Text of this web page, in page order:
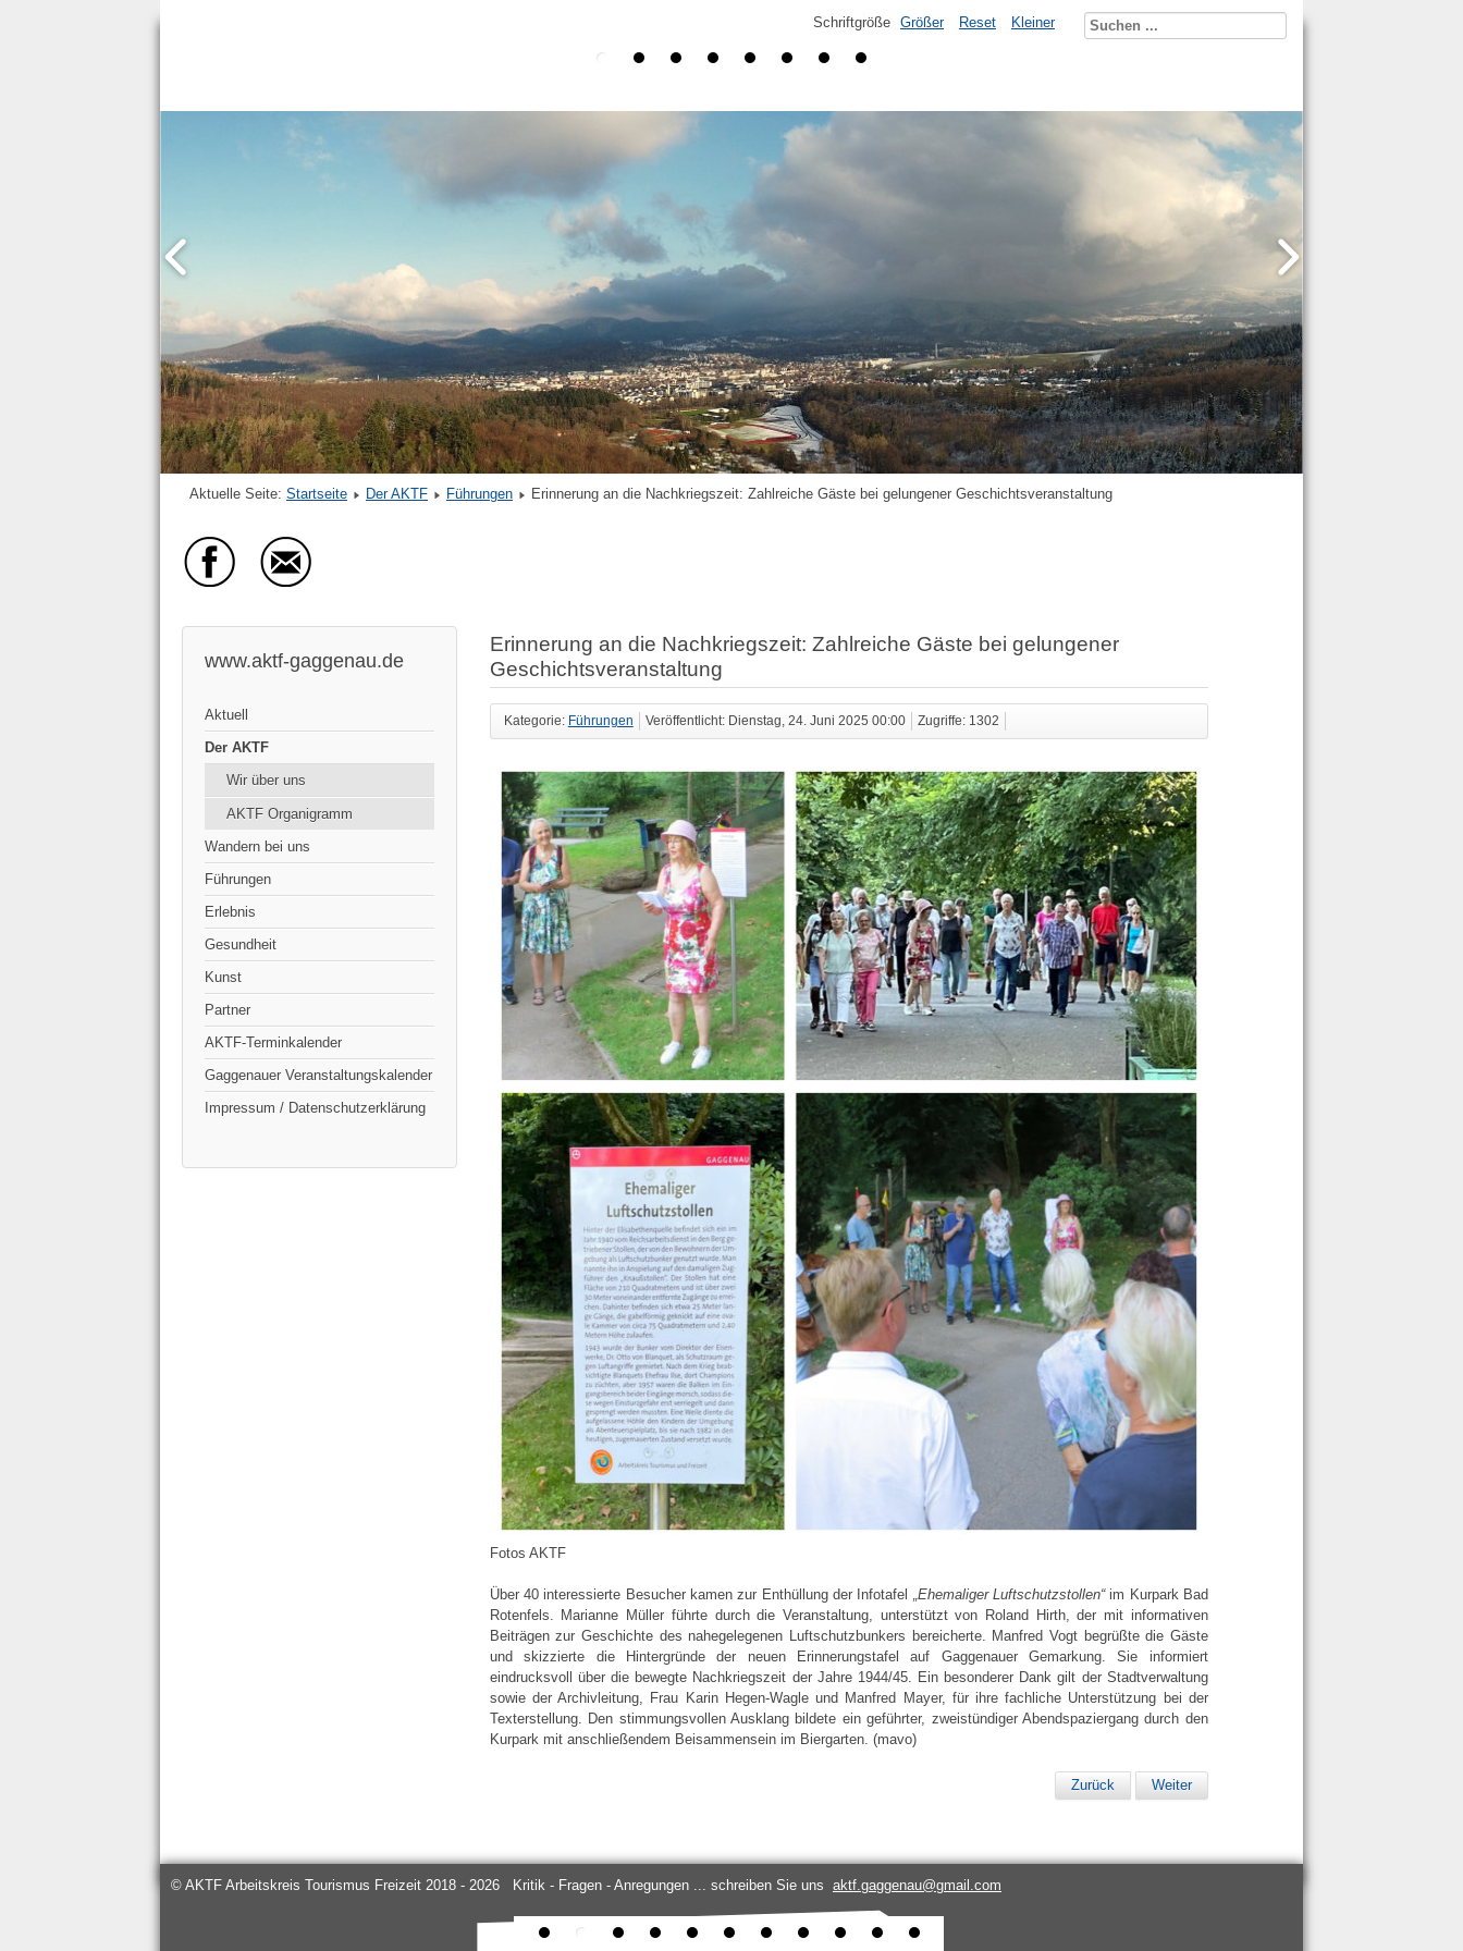
Schriftgröße Größer Reset Kleiner
Aktuelle Seite: Startseite Der AKTF Führungen Erinnerung an die Nachkriegszeit: Zahlreiche Gäste bei gelungener Geschichtsveranstaltung
www.aktf-gaggenau.de
Aktuell
Der AKTF
Wir über uns
AKTF Organigramm
Wandern bei uns
Führungen
Erlebnis
Gesundheit
Kunst
Partner
AKTF-Terminkalender
Gaggenauer Veranstaltungskalender
Impressum / Datenschutzerklärung
Erinnerung an die Nachkriegszeit: Zahlreiche Gäste bei gelungener
Geschichtsveranstaltung
Kategorie: Führungen Veröffentlicht: Dienstag, 24. Juni 2025 00:00 Zugriffe: 1302
Fotos AKTF
Über 40 interessierte Besucher kamen zur Enthüllung der Infotafel „Ehemaliger Luftschutzstollen“im Kurpark Bad
Rotenfels. Marianne Müller führte durch die Veranstaltung, unterstützt von Roland Hirth, der mit informativen
Beiträgen zur Geschichte des nahegelegenen Luftschutzbunkers bereicherte. Manfred Vogt begrüßte die Gäste
und skizzierte die Hintergründe der neuen Erinnerungstafel auf Gaggenauer Gemarkung. Sie informiert
eindrucksvoll über die bewegte Nachkriegszeit der Jahre 1944/45. Ein besonderer Dank gilt der Stadtverwaltung
sowie der Archivleitung, Frau Karin Hegen-Wagle und Manfred Mayer, für ihre fachliche Unterstützung bei der
Texterstellung. Den stimmungsvollen Ausklang bildete ein geführter, zweistündiger Abendspaziergang durch den
Kurpark mit anschließendem Beisammensein im Biergarten. (mavo)
Zurück Weiter
© AKTF Arbeitskreis Tourismus Freizeit 2018 - 2026 Kritik - Fragen - Anregungen ... schreiben Sie uns aktf.gaggenau@gmail.com